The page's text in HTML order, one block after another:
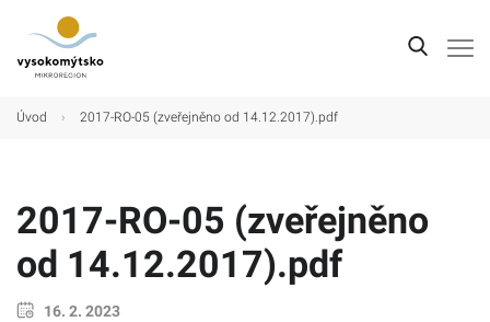
Úvod › 2017-RO-05 (zveřejněno od 14.12.2017).pdf
2017-RO-05 (zveřejněno
od 14.12.2017).pdf
16. 2. 2023
Úvod
Turistické cíle